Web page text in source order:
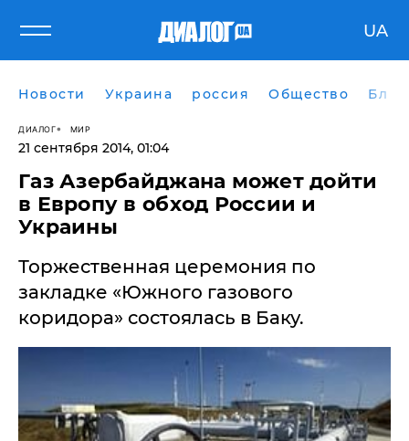
UA
Новости Украина россия Общество
ДИАЛОГ МИР
21 сентября 2014, 01:04
Газ Азербайджана может дойти
в Европу в обход России и
Украины
Торжественная церемония по
закладке «Южного газового
коридора» состоялась в Баку.